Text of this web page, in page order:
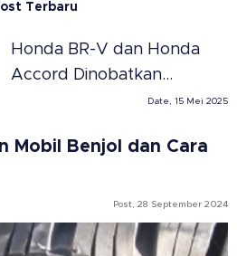
Mobil Benjol dan Cara
Post, 28 September 2024
Terbaru
Honda BR-V dan Honda
Accord Dinobatkan
Sebagai SUV dan Sedan
Meksiko versi Automovil
Date, 15 Mei 2025